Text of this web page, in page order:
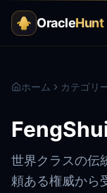
OracleHunt
ホーム カテゴリ
世界クラスの伝
頼ある権威から